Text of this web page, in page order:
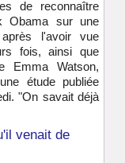
de reconnaître
Obama sur une
après l'avoir vue
fois, ainsi que
Emma Watson,
étude publiée
"On savait déjà
venait de